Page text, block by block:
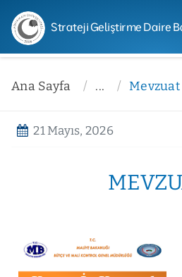
Strateji Geliştirme Daire
Ana Sayfa ... Mevzuat
21 Mayıs, 2026